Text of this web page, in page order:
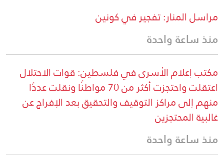
مراسل المنار: تفجير في كونين
منذ ساعة واحدة
مكتب إعلام الأسرى في فلسطين: قوات الاحتلال
اعتقلت واحتجزت أكثر من 70 مواطنًا ونقلت عددًا
منهم إلى مراكز التوقيف والتحقيق بعد الإفراج عن
غالبية المحتجزين
منذ ساعة واحدة